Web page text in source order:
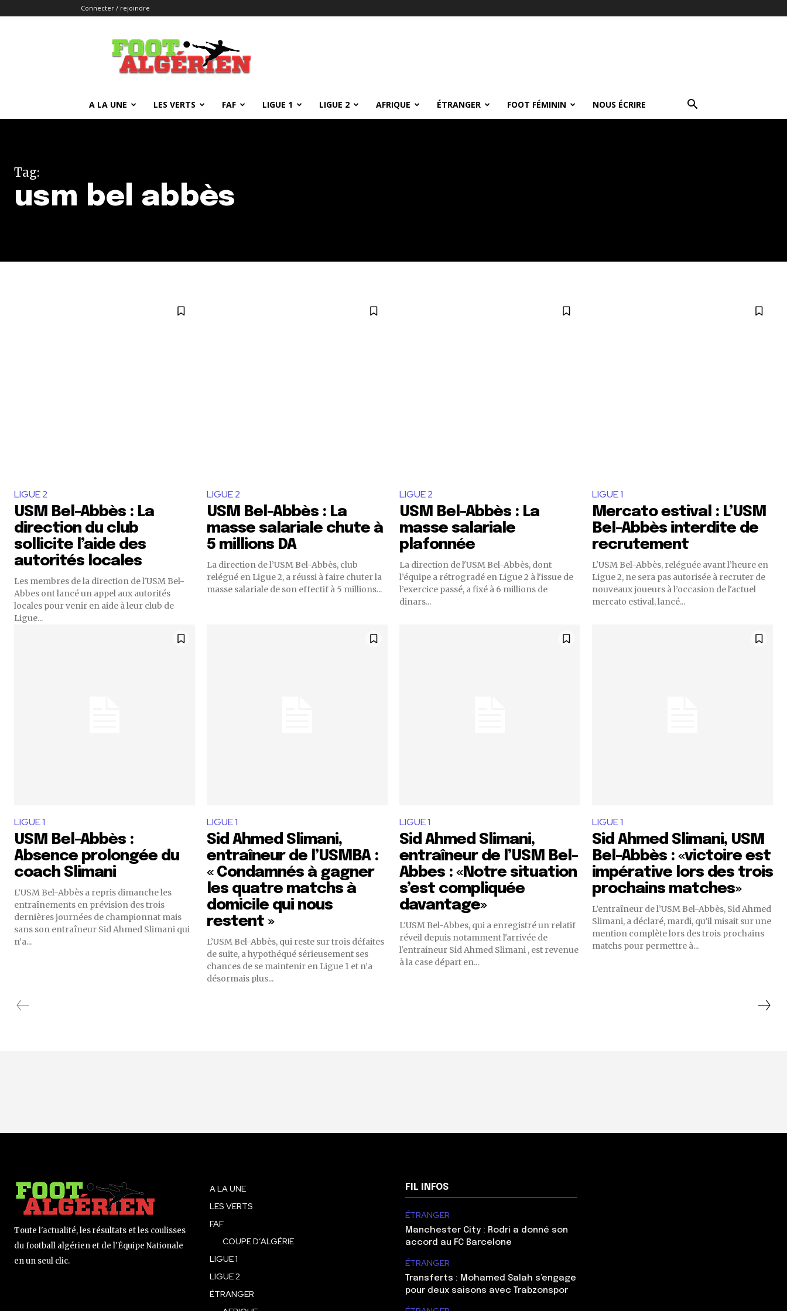
Connecter / rejoindre
FOOTALGERIEN
A LA UNE LES VERTS FAF LIGUE 1 LIGUE 2 AFRIQUE ÉTRANGER FOOT FÉMININ NOUS ÉCRIRE
Tag:
usm bel abbès
LIGUE 2
USM Bel-Abbès : La
direction du club
sollicite l’aide des
autorités locales
Les membres de la direction de l'USM Bel-
Abbes ont lancé un appel aux autorités
locales pour venir en aide à leur club de
Ligue...
LIGUE 2
USM Bel-Abbès : La
masse salariale chute à
5 millions DA
La direction de l’USM Bel-Abbès, club
relégué en Ligue 2, a réussi à faire chuter la
masse salariale de son effectif à 5 millions...
LIGUE 2
USM Bel-Abbès : La
masse salariale
plafonnée
La direction de l'USM Bel-Abbès, dont
l’équipe a rétrogradé en Ligue 2 à l'issue de
l’exercice passé, a fixé à 6 millions de
dinars...
LIGUE 1
Mercato estival : L’USM
Bel-Abbès interdite de
recrutement
L'USM Bel-Abbès, reléguée avant l’heure en
Ligue 2, ne sera pas autorisée à recruter de
nouveaux joueurs à l’occasion de l'actuel
mercato estival, lancé...
LIGUE 1
USM Bel-Abbès :
Absence prolongée du
coach Slimani
L’USM Bel-Abbès a repris dimanche les
entraînements en prévision des trois
dernières journées de championnat mais
sans son entraîneur Sid Ahmed Slimani qui
n’a...
LIGUE 1
Sid Ahmed Slimani,
entraîneur de l’USMBA :
« Condamnés à gagner
les quatre matchs à
domicile qui nous
restent »
L’USM Bel-Abbès, qui reste sur trois défaites
de suite, a hypothéqué sérieusement ses
chances de se maintenir en Ligue 1 et n’a
désormais plus...
LIGUE 1
Sid Ahmed Slimani,
entraîneur de l’USM Bel-
Abbes : «Notre situation
s’est compliquée
davantage»
L'USM Bel-Abbes, qui a enregistré un relatif
réveil depuis notamment l'arrivée de
l'entraineur Sid Ahmed Slimani , est revenue
à la case départ en...
LIGUE 1
Sid Ahmed Slimani, USM
Bel-Abbès : «victoire est
impérative lors des trois
prochains matches»
L’entraîneur de l’USM Bel-Abbès, Sid Ahmed
Slimani, a déclaré, mardi, qu’il misait sur une
mention complète lors des trois prochains
matchs pour permettre à...
Toute l'actualité, les résultats et les coulisses
du football algérien et de l'Équipe Nationale
en un seul clic.
A LA UNE
LES VERTS
FAF
COUPE D’ALGÉRIE
LIGUE 1
LIGUE 2
ÉTRANGER
FIL INFOS
ÉTRANGER
Manchester City : Rodri a donné son
accord au FC Barcelone
ÉTRANGER
Transferts : Mohamed Salah s’engage
pour deux saisons avec Trabzonspor